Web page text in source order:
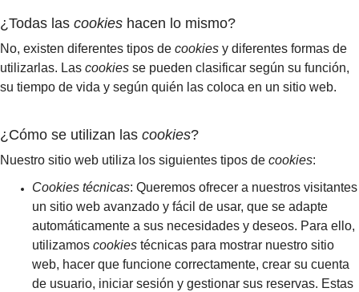
¿Todas las cookies hacen lo mismo?
No, existen diferentes tipos de cookies y diferentes formas de
utilizarlas. Las cookies se pueden clasificar según su función,
su tiempo de vida y según quién las coloca en un sitio web.
¿Cómo se utilizan las cookies?
Nuestro sitio web utiliza los siguientes tipos de cookies:
Cookies técnicas: Queremos ofrecer a nuestros visitantes
un sitio web avanzado y fácil de usar, que se adapte
automáticamente a sus necesidades y deseos. Para ello,
utilizamos cookies técnicas para mostrar nuestro sitio
web, hacer que funcione correctamente, crear su cuenta
de usuario, iniciar sesión y gestionar sus reservas. Estas